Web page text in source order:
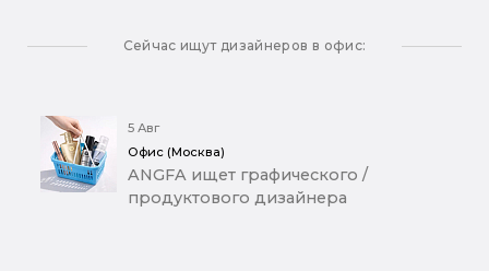
Сейчас ищут дизайнеров в офис:
5 Авг
Офис (Москва)
ANGFA ищет графического /
продуктового дизайнера